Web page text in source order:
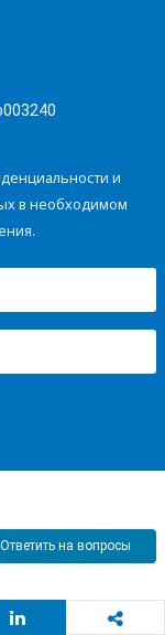
и
в необходимом
Ответить на вопросы